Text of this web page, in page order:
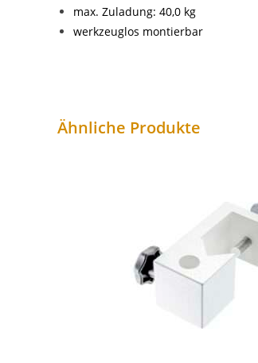
max. Zuladung: 40,0 kg
werkzeuglos montierbar
Ähnliche Produkte